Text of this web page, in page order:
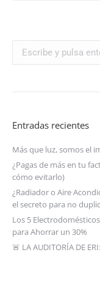
Entradas recientes
Más que luz, somos el
¿Pagas de más en tu
cómo evitarlo)
¿Radiador o Aire
el secreto para no
Los 5
para Ahorrar un 30%
🚨 LA AUDITORÍA DE